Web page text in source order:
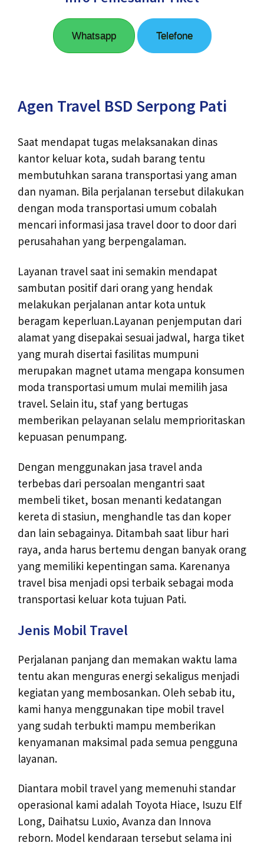
Whatsapp Telefone
Agen Travel BSD Serpong Pati
Saat mendapat tugas melaksanakan dinas
kantor keluar kota, sudah barang tentu
membutuhkan sarana transportasi yang aman
dan nyaman. Bila perjalanan tersebut dilakukan
dengan moda transportasi umum cobalah
mencari informasi jasa travel door to door dari
perusahahan yang berpengalaman.
Layanan travel saat ini semakin mendapat
sambutan positif dari orang yang hendak
melakukan perjalanan antar kota untuk
beragam keperluan.Layanan penjemputan dari
alamat yang disepakai sesuai jadwal, harga tiket
yang murah disertai fasilitas mumpuni
merupakan magnet utama mengapa konsumen
moda transportasi umum mulai memilih jasa
travel. Selain itu, staf yang bertugas
memberikan pelayanan selalu memprioritaskan
kepuasan penumpang.
Dengan menggunakan jasa travel anda
terbebas dari persoalan mengantri saat
membeli tiket, bosan menanti kedatangan
kereta di stasiun, menghandle tas dan koper
dan lain sebagainya. Ditambah saat libur hari
raya, anda harus bertemu dengan banyak orang
yang memiliki kepentingan sama. Karenanya
travel bisa menjadi opsi terbaik sebagai moda
transportasi keluar kota tujuan Pati.
Jenis Mobil Travel
Perjalanan panjang dan memakan waktu lama
tentu akan menguras energi sekaligus menjadi
kegiatan yang membosankan. Oleh sebab itu,
kami hanya menggunakan tipe mobil travel
yang sudah terbukti mampu memberikan
kenyamanan maksimal pada semua pengguna
layanan.
Diantara mobil travel yang memenuhi standar
operasional kami adalah Toyota Hiace, Isuzu Elf
Long, Daihatsu Luxio, Avanza dan Innova
reborn. Model kendaraan tersebut selama ini